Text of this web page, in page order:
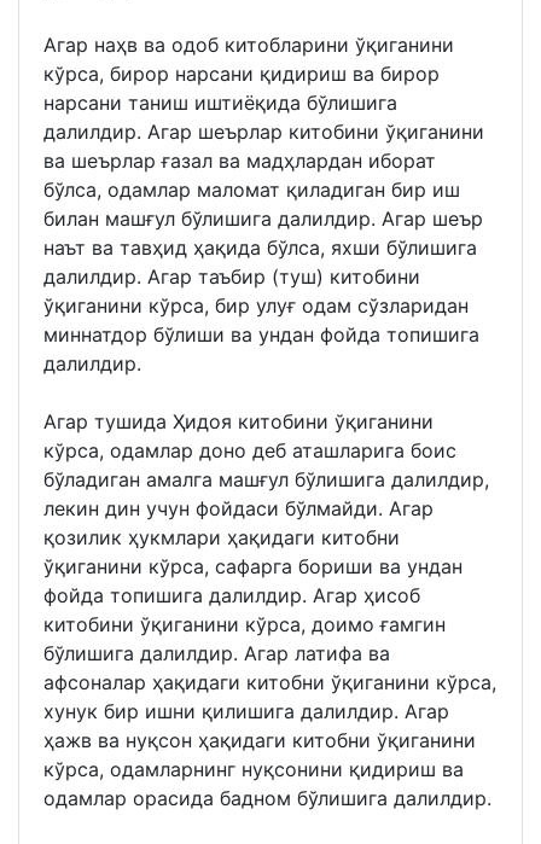
Агар наҳв ва одоб китобларини ўқиганини
кўрса, бирор нарсани қидириш ва бирор
нарсани таниш иштиёқида бўлишига
далилдир. Агар шеърлар китобини ўқиганини
ва шеърлар ғазал ва мадҳлардан иборат
бўлса, одамлар маломат қиладиган бир иш
билан машғул бўлишига далилдир. Агар шеър
наът ва тавҳид ҳақида бўлса, яхши бўлишига
далилдир. Агар таъбир (туш) китобини
ўқиганини кўрса, бир улуғ одам сўзларидан
миннатдор бўлиши ва ундан фойда топишига
далилдир.
Агар тушида Ҳидоя китобини ўқиганини
кўрса, одамлар доно деб аташларига боис
бўладиган амалга машғул бўлишига далилдир,
лекин дин учун фойдаси бўлмайди. Агар
қозилик ҳукмлари ҳақидаги китобни
ўқиганини кўрса, сафарга бориши ва ундан
фойда топишига далилдир. Агар ҳисоб
китобини ўқиганини кўрса, доимо ғамгин
бўлишига далилдир. Агар латифа ва
афсоналар ҳақидаги китобни ўқиганини кўрса,
хунук бир ишни қилишига далилдир. Агар
ҳажв ва нуқсон ҳақидаги китобни ўқиганини
кўрса, одамларнинг нуқсонини қидириш ва
одамлар орасида бадном бўлишига далилдир.